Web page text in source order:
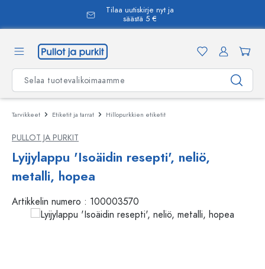
Tilaa uutiskirje nyt ja
säästä 5 €
Tarvikkeet Etiketit ja tarrat Hillopurkkien etiketit
PULLOT JA PURKIT
Lyijylappu 'Isoäidin resepti', neliö,
metalli, hopea
Artikkelin numero : 100003570